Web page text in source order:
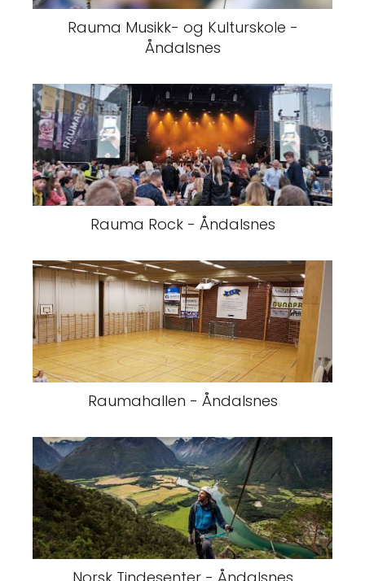
Rauma Musikk- og Kulturskole -
Åndalsnes
Rauma Rock - Åndalsnes
Raumahallen - Åndalsnes